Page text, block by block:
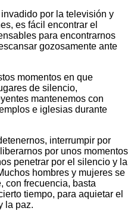
por la televisión y
es fácil encontrar el
para encontrarnos
gozosamente ante
momentos en que
de silencio,
mantenemos con
e iglesias durante
interrumpir por
por unos momentos
penetrar por el silencio y la
hombres y mujeres se
con frecuencia, basta
tiempo, para aquietar el
la paz.